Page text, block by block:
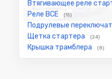
Втягивающее реле
Реле ВСЕ (15)
Подрулевые
Щетка стартера (24)
Крышка трамблера (8)